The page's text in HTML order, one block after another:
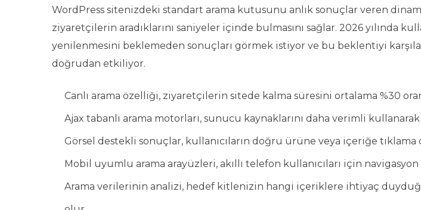
WordPress sitenizdeki standart arama kutusunu anlık sonuçlar veren
ziyaretçilerin aradıklarını saniyeler içinde bulmasını sağlar. 2026 yılında
yenilenmesini beklemeden sonuçları görmek istiyor ve bu beklentiyi
doğrudan etkiliyor.
Canlı arama özelliği, ziyaretçilerin sitede kalma süresini ortalama %30
Ajax tabanlı arama motorları, sunucu kaynaklarını daha verimli kullanarak
Görsel destekli sonuçlar, kullanıcıların doğru ürüne veya içeriğe tıklama
Mobil uyumlu arama arayüzleri, akıllı telefon kullanıcıları için navigasyon
Arama verilerinin analizi, hedef kitlenizin hangi içeriklere ihtiyaç